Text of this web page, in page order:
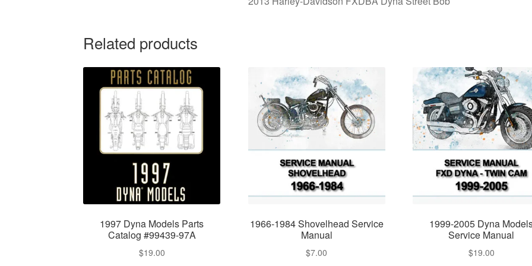
Related products
1997 Dyna Models Parts
Catalog #99439-97A
$19.00
1966-1984 Shovelhead Service
Manual
$7.00
1999-2005 Dyna
Service Manual
$19.00